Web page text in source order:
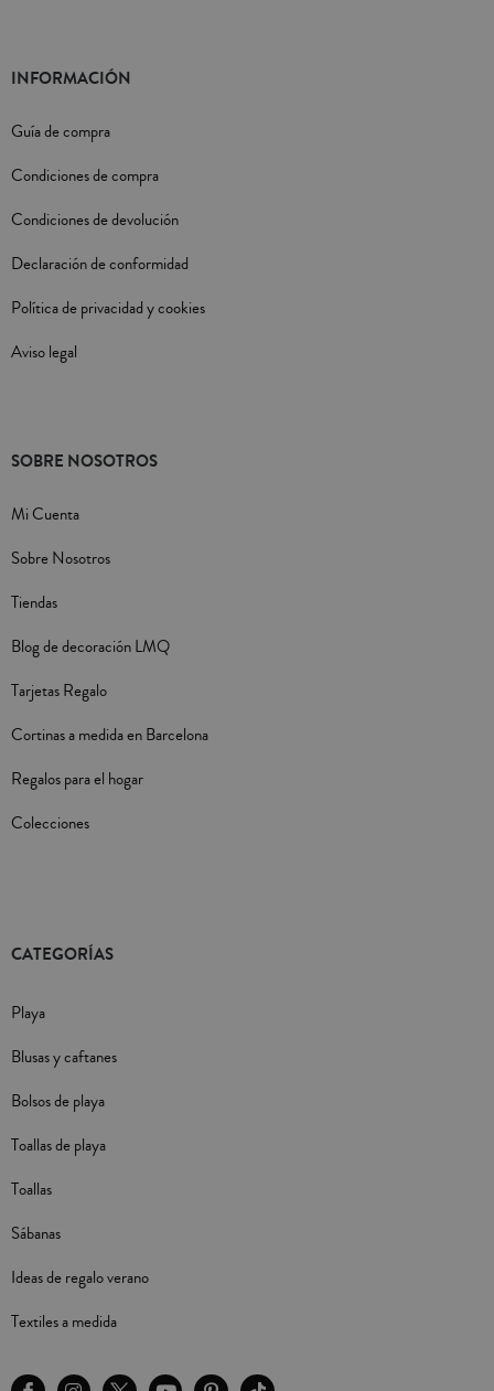
INFORMACIÓN
Guía de compra
Condiciones de compra
Condiciones de devolución
Declaración de conformidad
Política de privacidad y cookies
Aviso legal
SOBRE NOSOTROS
Mi Cuenta
Sobre Nosotros
Tiendas
Blog de decoración LMQ
Tarjetas Regalo
Cortinas a medida en Barcelona
Regalos para el hogar
Colecciones
CATEGORÍAS
Playa
Blusas y caftanes
Bolsos de playa
Toallas de playa
Toallas
Sábanas
Ideas de regalo verano
Textiles a medida